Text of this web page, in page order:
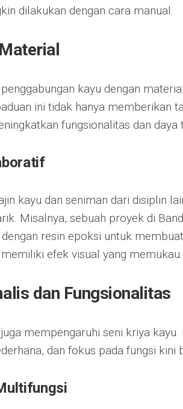
dilakukan dengan cara manual.
kayu dengan
ini tidak hanya memberikan
fungsionalitas dan daya
kayu dan seniman dari disiplin
Misalnya, sebuah proyek di
resin epoksi untuk
efek visual yang memukau.
dan Fungsionalitas
mempengaruhi seni kriya kayu.
dan fokus pada fungsi kini